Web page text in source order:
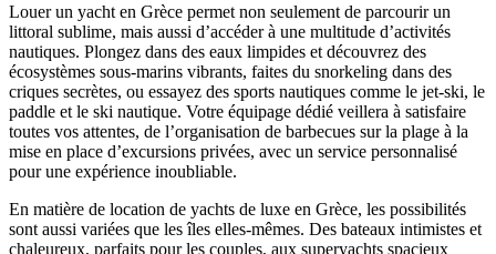
Louer un yacht en Grèce permet non seulement de parcourir un
littoral sublime, mais aussi d’accéder à une multitude d’activités
nautiques. Plongez dans des eaux limpides et découvrez des
écosystèmes sous-marins vibrants, faites du snorkeling dans des
criques secrètes, ou essayez des sports nautiques comme le jet-ski, le
paddle et le ski nautique. Votre équipage dédié veillera à satisfaire
toutes vos attentes, de l’organisation de barbecues sur la plage à la
mise en place d’excursions privées, avec un service personnalisé
pour une expérience inoubliable.
En matière de location de yachts de luxe en Grèce, les possibilités
sont aussi variées que les îles elles-mêmes. Des bateaux intimistes et
chaleureux, parfaits pour les couples, aux superyachts spacieux